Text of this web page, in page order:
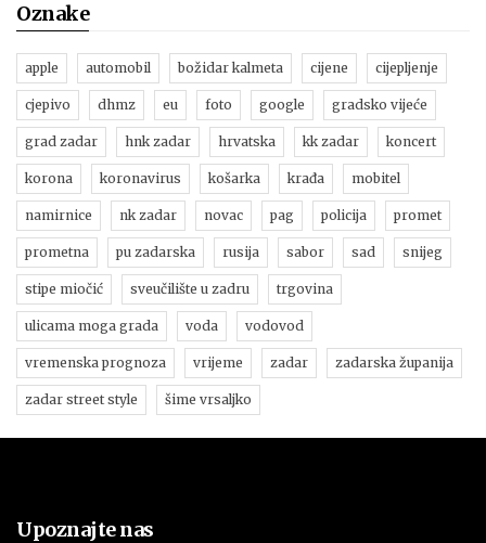
Oznake
apple automobil božidar kalmeta cijene cijepljenje
cjepivo dhmz eu foto google gradsko vijeće
grad zadar hnk zadar hrvatska kk zadar koncert
korona koronavirus košarka krađa mobitel
namirnice nk zadar novac pag policija promet
prometna pu zadarska rusija sabor sad snijeg
stipe miočić sveučilište u zadru trgovina
ulicama moga grada voda vodovod
vremenska prognoza vrijeme zadar zadarska županija
zadar street style šime vrsaljko
Upoznajte nas